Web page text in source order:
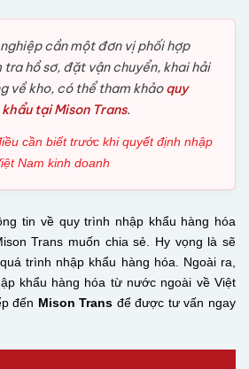
cần một đơn vị phối hợp
hồ sơ, đặt vận chuyển, khai hải
về kho, có thể tham khảoquy
tại Mison Trans.
cần biết trước khi quyết định nhập
Nam kinh doanh
tin về quy trình nhập khẩu hàng hóa
Trans muốn chia sẻ. Hy vọng là sẽ
trình nhập khẩu hàng hóa. Ngoài ra,
khẩu hàng hóa từ nước ngoài về Việt
đến Mison Trans để được tư vấn ngay